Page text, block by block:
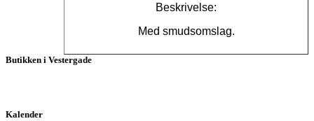
Beskrivelse:
Med smudsomslag.
Butikken i Vestergade
Kalender